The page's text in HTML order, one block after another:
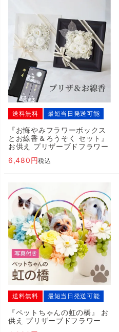
送料無料 最短当日発送可能
『お悔やみフラワーボックス
とお線香＆ろうそく セット』
お供え プリザーブドフラワー
6,480
税込
送料無料 最短当日発送可能
『ペットちゃんの虹の橋』 お
供え プリザーブドフラワー